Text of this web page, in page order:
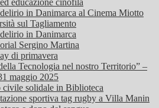
educazione cinofila
in Danimarca al Cinema Miotto
sul Tagliamento
in Danimarca
Sergino Martina
di primavera
Tecnologia nel nostro Territorio” –
maggio 2025
civile solidale in Biblioteca
sportiva tag rugby a Villa Manin